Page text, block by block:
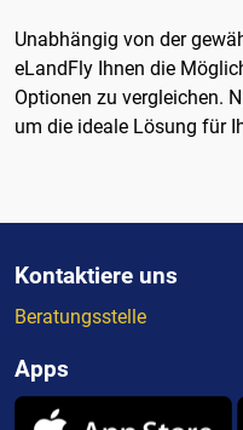
Unabhängig von der
eLandFly Ihnen die
Optionen zu vergleichen.
um die ideale Lösung für
Kontaktiere uns
Beratungsstelle
Apps